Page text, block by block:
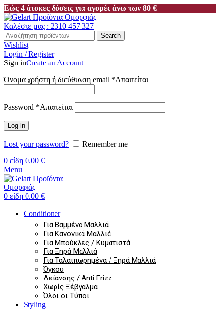
Εώς 4 άτοκες δόσεις για αγορές άνω των 80 €
Καλέστε μας : 2310 457 327
Search
Wishlist
Login / Register
Sign inCreate an Account
Όνομα χρήστη ή διεύθυνση email *Απαιτείται
Password *Απαιτείται
Log in
Lost your password?
Remember me
0 είδη 0.00 €
Menu
0 είδη 0.00 €
Conditioner
Για Βαμμένα Μαλλιά
Για Κανονικά Μαλλιά
Για Μπούκλες / Κυματιστά
Για Ξηρά Μαλλιά
Για Ταλαιπωρημένα / Ξηρά Μαλλιά
Όγκου
Λείανσης / Anti Frizz
Χωρίς Ξέβγαλμα
Όλοι οι Τύποι
Styling